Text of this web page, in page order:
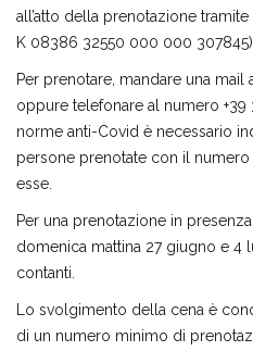
all’atto della prenotazione
K 08386 32550 000 000 307845).
Per prenotare, mandare una
oppure telefonare al numero
norme anti-Covid è necessario
persone prenotate con il
esse.
Per una prenotazione in
domenica mattina 27 giugno e 4
contanti.
Lo svolgimento della cena è
di un numero minimo di